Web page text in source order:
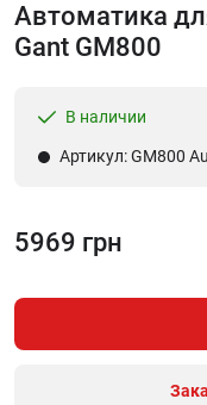
Автоматика
Gant GM800
В наличии
Артикул: GM800
5969 грн